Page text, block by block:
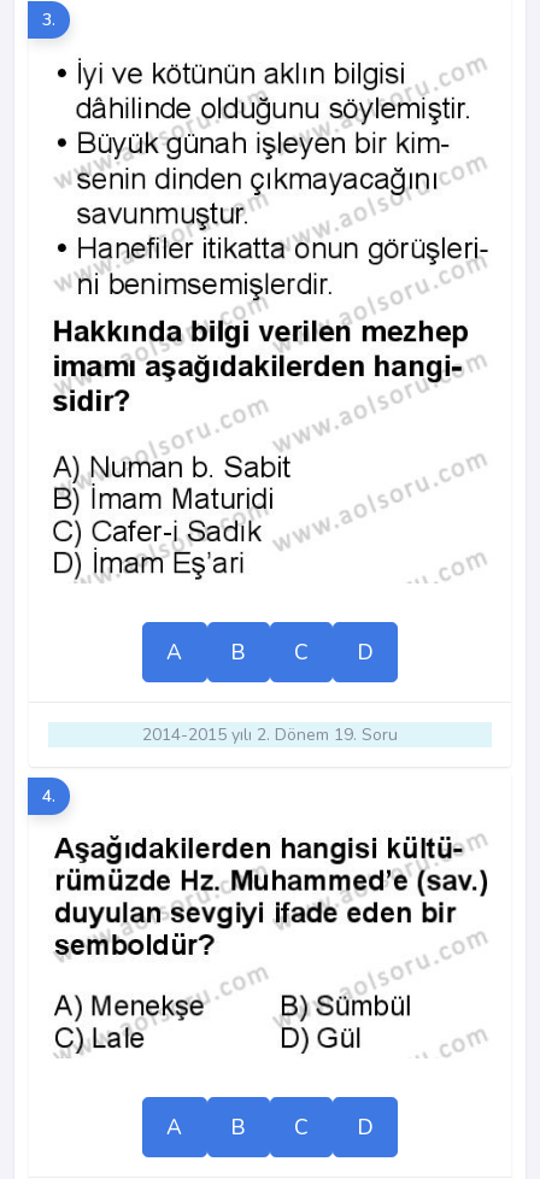
3.
A B C D
2014-2015 yılı 2. Dönem 19. Soru
4.
A B C D